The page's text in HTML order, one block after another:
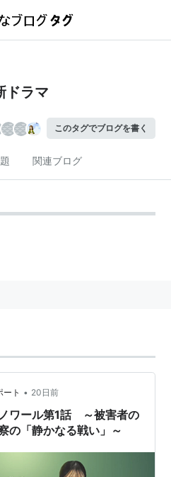
ドラマ
このタグでブログを書く
関連ブログ
ト • 20日前
ノワール第1話 ～被害者の
の「静かなる戦い」～